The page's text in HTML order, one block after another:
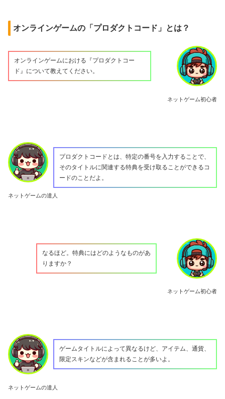
オンラインゲームの「プロダクトコード」とは？
ネットゲーム初心者
オンラインゲームにおける『プロダクトコー
ド』について教えてください。
ネットゲームの達人
プロダクトコードとは、特定の番号を入力することで、
そのタイトルに関連する特典を受け取ることができるコ
ードのことだよ。
ネットゲーム初心者
なるほど。特典にはどのようなものがあ
りますか？
ネットゲームの達人
ゲームタイトルによって異なるけど、アイテム、通貨、
限定スキンなどが含まれることが多いよ。